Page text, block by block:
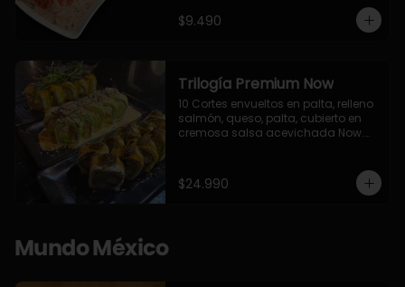
$9.490
Trilogía Premium Now
10 Cortes envueltos en palta, relleno
salmón, queso, palta, cubierto en
cremosa salsa acevichada Now.
palta, cubierto con topping de
chimichurri de la casa flambeado.
$24.990
Mundo México